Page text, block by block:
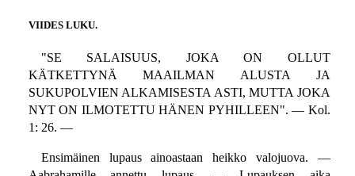
VIIDES LUKU.
"SE SALAISUUS, JOKA ON OLLUT
KÄTKETTYNÄ MAAILMAN ALUSTA JA
SUKUPOLVIEN ALKAMISESTA ASTI, MUTTA JOKA
NYT ON ILMOTETTU HÄNEN PYHILLEEN". — Kol.
1: 26. —
Ensimäinen lupaus ainoastaan heikko valojuova. —